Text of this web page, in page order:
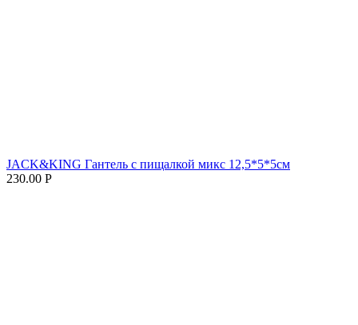
JACK&KING Гантель с пищалкой микс 12,5*5*5см
230.00 Р